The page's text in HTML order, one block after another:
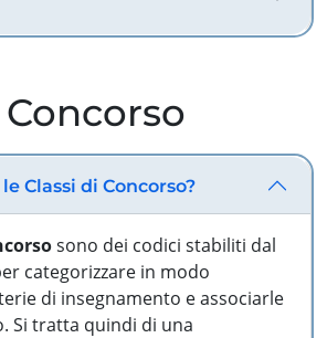
Classi di Concorso?
sono dei codici stabiliti dal
categorizzare in modo
di insegnamento e associarle
Si tratta quindi di una